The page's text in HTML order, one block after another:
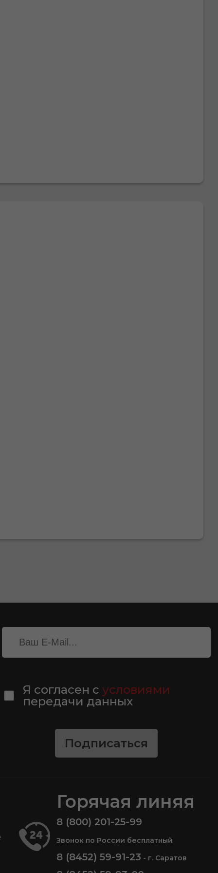
Я согласен сусловиями
передачи данных
Подписаться
Горячая линяя
8 (800) 201-25-99
Звонок по России бесплатный
8 (8452) 59-91-23 - г. Саратов